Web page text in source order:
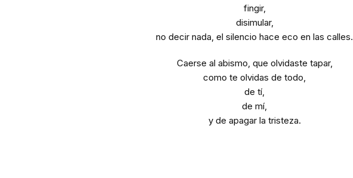
fingir,
disimular,
no decir nada, el silencio hace eco en las calles.
Caerse al abismo, que olvidaste tapar,
como te olvidas de todo,
de tí,
de mí,
y de apagar la tristeza.